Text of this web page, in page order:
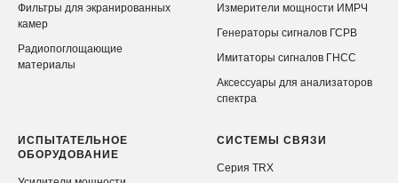
Фильтры для экранированных
камер
Радиопоглощающие
материалы
Измерители мощности ИМРЧ
Генераторы сигналов ГСРВ
Имитаторы сигналов ГНСС
Аксессуары для анализаторов
спектра
ИСПЫТАТЕЛЬНОЕ
ОБОРУДОВАНИЕ
СИСТЕМЫ СВЯЗИ
Серия TRX